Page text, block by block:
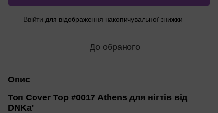
Ввійти для відображення накопичувальної знижки
До обраного
Опис
Топ Cover Top #0017 Athens для нігтів від
DNKa'